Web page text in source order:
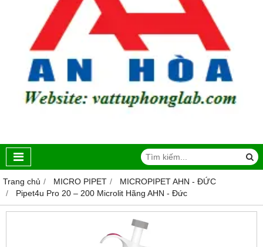
Trang chủ MICRO PIPET
MICROPIPET AHN - ĐỨC
Pipet4u Pro 20 – 200 Microlit Hãng AHN - Đức